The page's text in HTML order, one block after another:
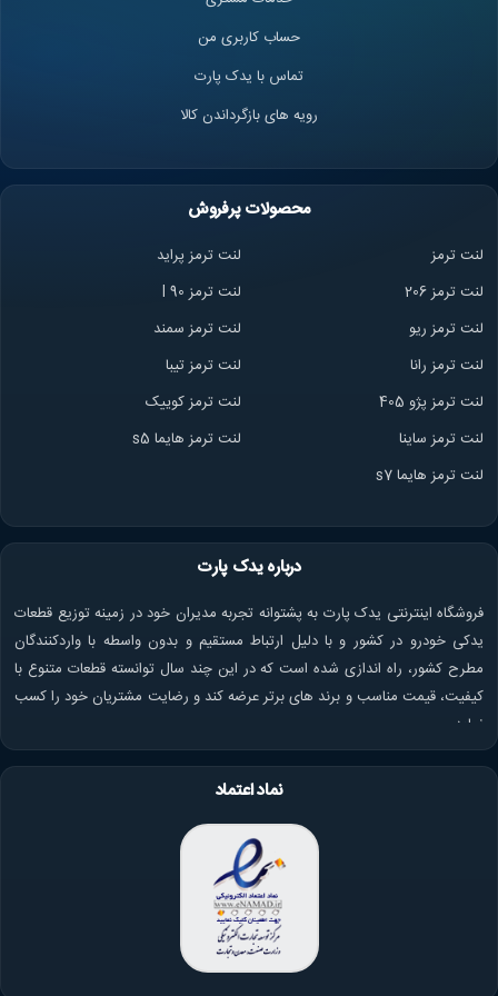
حساب کاربری من
تماس با یدک پارت
رویه های بازگرداندن کالا
محصولات پرفروش
لنت ترمز
لنت ترمز پراید
لنت ترمز 206
لنت ترمز l 90
لنت ترمز ریو
لنت ترمز سمند
لنت ترمز رانا
لنت ترمز تیبا
لنت ترمز پژو 405
لنت ترمز کوییک
لنت ترمز ساینا
لنت ترمز هایما s5
لنت ترمز هایما s7
درباره یدک پارت
فروشگاه اینترنتی یدک پارت به پشتوانه تجربه مدیران خود در زمینه توزیع قطعات
یدکی خودرو در کشور و با دلیل ارتباط مستقیم و بدون واسطه با واردکنندگان
مطرح کشور، راه اندازی شده است که در این چند سال توانسته قطعات متنوع با
کیفیت، قیمت مناسب و برند های برتر عرضه کند و رضایت مشتریان خود را کسب
نماید.
نماد اعتماد